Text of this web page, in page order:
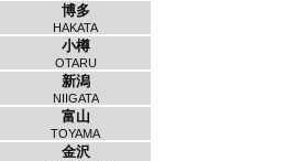
博多
HAKATA
小樽
OTARU
新潟
NIIGATA
富山
TOYAMA
金沢